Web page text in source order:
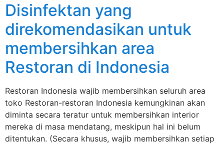
Disinfektan yang
direkomendasikan untuk
membersihkan area
Restoran di Indonesia
Restoran Indonesia wajib membersihkan seluruh area
toko Restoran-restoran Indonesia kemungkinan akan
diminta secara teratur untuk membersihkan interior
mereka di masa mendatang, meskipun hal ini belum
ditentukan. (Secara khusus, wajib membersihkan setiap